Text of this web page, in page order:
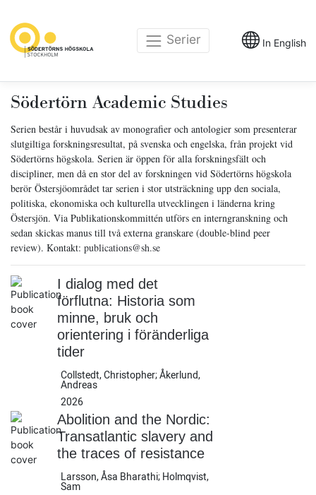
Serier In English
Södertörn Academic Studies
Serien består i huvudsak av monografier och antologier som presenterar
slutgiltiga forskningsresultat, på svenska och engelska, från projekt vid
Södertörns högskola. Serien är öppen för alla forskningsfält och
discipliner, men då en stor del av forskningen vid Södertörns högskola
berör Östersjöområdet tar serien i stor utsträckning upp den sociala,
politiska, ekonomiska och kulturella utvecklingen i länderna kring
Östersjön. Via Publikationskommittén utförs en interngranskning och
sedan skickas manus till två externa granskare (double-blind peer
review). Kontakt: publications@sh.se
I dialog med det
förflutna: Historia som
minne, bruk och
orientering i föränderliga
tider
Collstedt, Christopher; Åkerlund,
Andreas
2026
Abolition and the Nordic:
Transatlantic slavery and
the traces of resistance
Larsson, Åsa Bharathi; Holmqvist,
Sam